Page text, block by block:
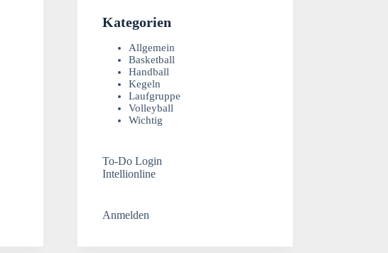
w
e
Kategorien
Allgemein
Basketball
Handball
Kegeln
Laufgruppe
Volleyball
Wichtig
To-Do Login
Intellionline
Anmelden